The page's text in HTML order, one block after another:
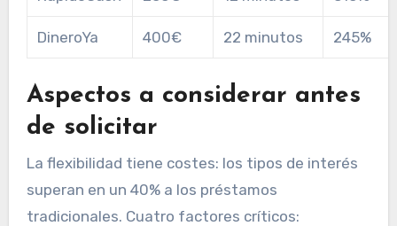
DineroYa 400€ 22 minutos 245%
Aspectos a considerar antes
de solicitar
La flexibilidad tiene costes: los tipos de interés
superan en un 40% a los préstamos
tradicionales. Cuatro factores críticos: